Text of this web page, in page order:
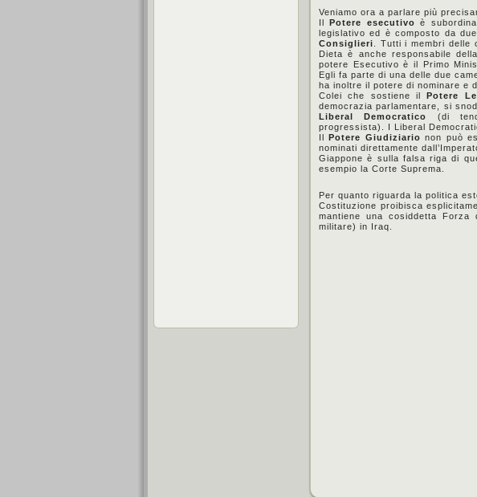
Veniamo ora a parlare più
IlPotere esecutivo è
legislativo ed è composto da
Consiglieri . Tutti i membri
Dieta è anche responsabile
potere Esecutivo è il Primo
Egli fa parte di una delle due
ha inoltre il potere di nominare e
Colei che sostiene ilPotere
democrazia parlamentare, si
Liberal Democratico
(di
progressista). I Liberal
IlPotere Giudiziario non può
nominati direttamente
Giappone è sulla falsa riga di
esempio la Corte Suprema.
Per quanto riguarda la politica
Costituzione proibisca
mantiene una cosiddetta Forza
militare) in Iraq.